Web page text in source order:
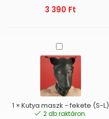
3 390 Ft
Kutya
maszk
-
fekete
(S-
L)
1 × Kutya maszk - fekete (S-L)
2 db raktáron.